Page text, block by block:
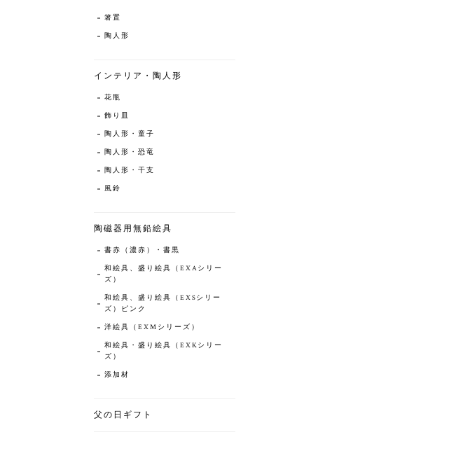
箸置
陶人形
インテリア・陶人形
花瓶
飾り皿
陶人形・童子
陶人形・恐竜
陶人形・干支
風鈴
陶磁器用無鉛絵具
書赤（濃赤）・書黒
和絵具、盛り絵具（EXAシリー
ズ）
和絵具、盛り絵具（EXSシリー
ズ）ピンク
洋絵具（EXMシリーズ）
和絵具・盛り絵具（EXKシリー
ズ）
添加材
父の日ギフト